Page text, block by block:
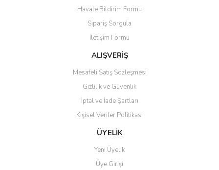
Havale Bildirim Formu
Sipariş Sorgula
İletişim Formu
ALIŞVERİŞ
Mesafeli Satış Sözleşmesi
Gizlilik ve Güvenlik
İptal ve İade Şartları
Kişisel Veriler Politikası
ÜYELİK
Yeni Üyelik
Üye Girişi